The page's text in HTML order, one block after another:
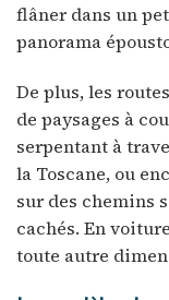
flâner dans un
panorama
De plus, les
de paysages à
serpentant à
la Toscane, ou
sur des chemins
cachés. En
toute autre